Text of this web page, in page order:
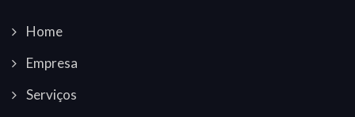
Home
Empresa
Serviços